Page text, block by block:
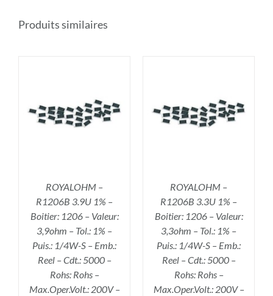
Produits similaires
ROYALOHM –
R1206B 3.9U 1% –
Boitier: 1206 – Valeur:
3,9ohm – Tol.: 1% –
Puis.: 1/4W-S – Emb.:
Reel – Cdt.: 5000 –
Rohs: Rohs –
Max.Oper.Volt.: 200V –
AJOUTER AU PANIER
/
DÉTAILS
ROYALOHM –
R1206B 3.3U 1% –
Boitier: 1206 – Valeur:
3,3ohm – Tol.: 1% –
Puis.: 1/4W-S – Emb.:
Reel – Cdt.: 5000 –
Rohs: Rohs –
Max.Oper.Volt.: 200V –